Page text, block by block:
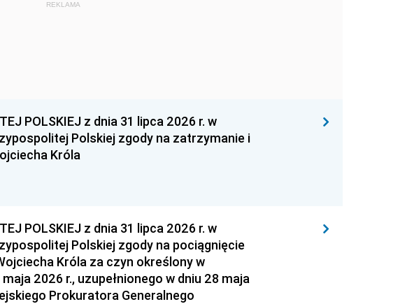
REKLAMA
POLSKIEJ z dnia 31 lipca 2026 r. w
Polskiej zgody na zatrzymanie i
Króla
POLSKIEJ z dnia 31 lipca 2026 r. w
Polskiej zgody na pociągnięcie
Króla za czyn określony w
2026 r., uzupełnionego w dniu 28 maja
Prokuratora Generalnego